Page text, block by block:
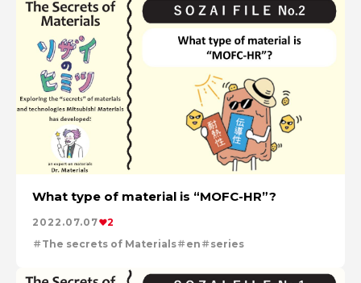
What type of material is “MOFC-HR”?
2022.07.07
2
The secrets of Materials
en series